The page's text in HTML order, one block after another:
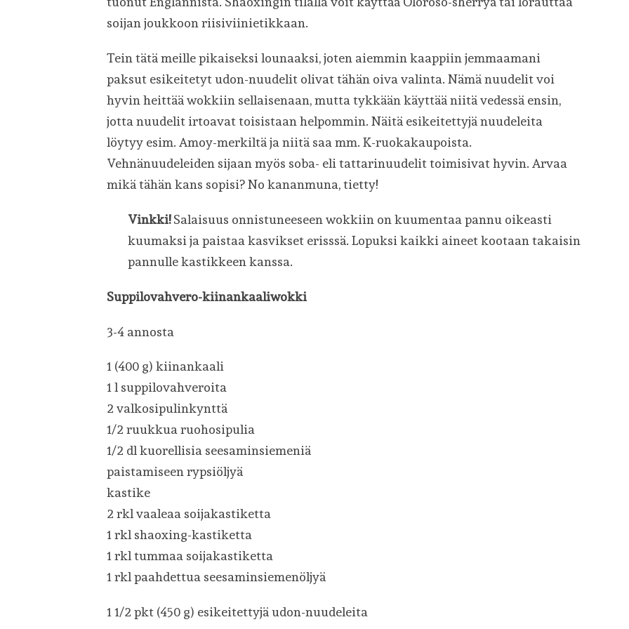
soijan joukkoon riisiviinietikkaan.
Tein tätä meille pikaiseksi lounaaksi, joten aiemmin kaappiin jemmaamani
paksut esikeitetyt udon-nuudelit olivat tähän oiva valinta. Nämä nuudelit voi
hyvin heittää wokkiin sellaisenaan, mutta tykkään käyttää niitä vedessä ensin,
jotta nuudelit irtoavat toisistaan helpommin. Näitä esikeitettyjä nuudeleita
löytyy esim. Amoy-merkiltä ja niitä saa mm. K-ruokakaupoista.
Vehnänuudeleiden sijaan myös soba- eli tattarinuudelit toimisivat hyvin. Arvaa
mikä tähän kans sopisi? No kananmuna, tietty!
Vinkki!Salaisuus onnistuneeseen wokkiin on kuumentaa pannu oikeasti
kuumaksi ja paistaa kasvikset erisssä. Lopuksi kaikki aineet kootaan takaisin
pannulle kastikkeen kanssa.
Suppilovahvero-kiinankaaliwokki
3-4 annosta
1 (400 g) kiinankaali
1 l suppilovahveroita
2 valkosipulinkynttä
1/2 ruukkua ruohosipulia
1/2 dl kuorellisia seesaminsiemeniä
paistamiseen rypsiöljyä
kastike
2 rkl vaaleaa soijakastiketta
1 rkl shaoxing-kastiketta
1 rkl tummaa soijakastiketta
1 rkl paahdettua seesaminsiemenöljyä
1 1/2 pkt (450 g) esikeitettyjä udon-nuudeleita